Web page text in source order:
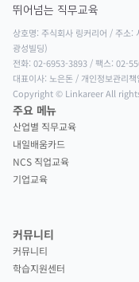
상호명: 주식회사 링커리어 / 주소
광성빌딩)
전화: 02-6953-3893 / 팩스: 02-
대표이사: 노은돈 / 개인정보관리
Copyright © Linkareer All
주요 메뉴
산업별 직무교육
내일배움카드
NCS 직업교육
기업교육
커뮤니티
커뮤니티
학습지원센터